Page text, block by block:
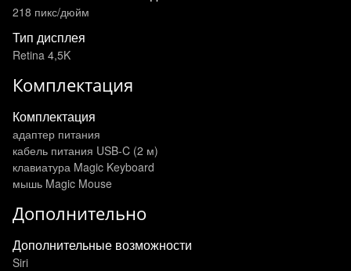
218 пикс/дюйм
Тип дисплея
Retina 4,5K
Комплектация
Комплектация
адаптер питания
кабель питания USB-C (2 м)
клавиатура Magic Keyboard
мышь Magic Mouse
Дополнительно
Дополнительные возможности
Siri